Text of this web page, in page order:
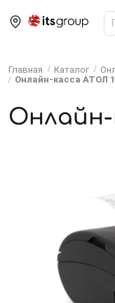
Главная Каталог
Онлайн-касса АТОЛ
Онлайн-